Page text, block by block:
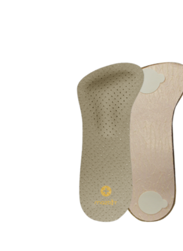
Profilowana wkładka
Wkładka profilowana w 3 wymiarach,
wparcie łuku podłużnego, pelotę
stabilizację pięty. Wspomaganie
stopy daje poczucie ulgi i relaksu.
materiału o optymalnej gęstości
działające na stopę, szczególnie
twardych powierzchniach (panele
twarde drewno).
Wyciągana wkładka
Konstrukcja podeszwy pozwala na